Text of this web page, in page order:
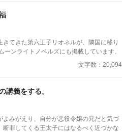
きてきた第六王子リオネルが、隣国に移り
ーンライトノベルズにも掲載しています。
文字数：20,094
講義をする。
みがえり、自分が悪役令嬢の兄だと気づ
断罪してくる王太子にはなるべく近づかな